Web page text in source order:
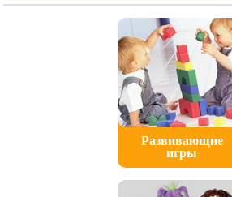
Развивающие
игры